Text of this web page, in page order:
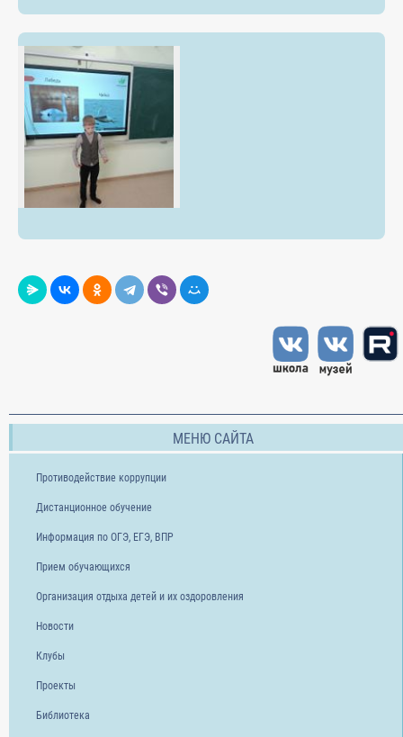
МЕНЮ САЙТА
Противодействие коррупции
Дистанционное обучение
Информация по ОГЭ, ЕГЭ, ВПР
Прием обучающихся
Организация отдыха детей и их оздоровления
Новости
Клубы
Проекты
Библиотека